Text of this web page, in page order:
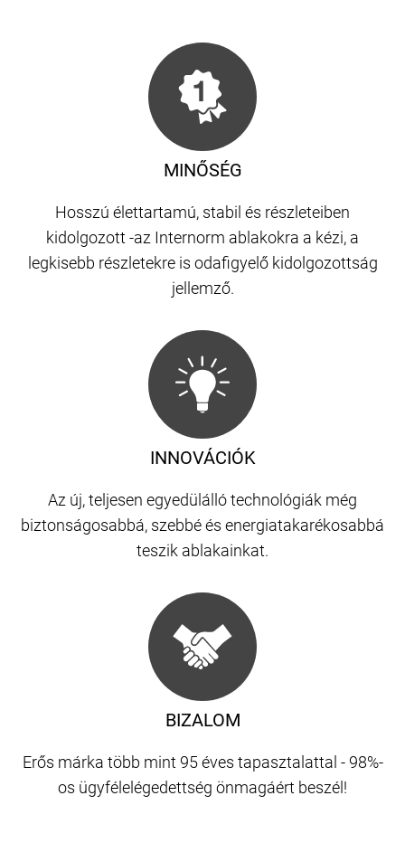
MINŐSÉG
Hosszú élettartamú, stabil és részleteiben
kidolgozott -az Internorm ablakokra a kézi, a
legkisebb részletekre is odafigyelő kidolgozottság
jellemző.
BIZALOM
Erős márka több mint 95 éves tapasztalattal - 98%-
os ügyfélelégedettség önmagáért beszél!
INNOVÁCIÓK
Az új, teljesen egyedülálló technológiák még
biztonságosabbá, szebbé és energiatakarékosabbá
teszik ablakainkat.